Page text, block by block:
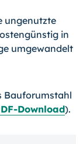
ungenutzte
in
umgewandelt
Bauforumstahl
Download).